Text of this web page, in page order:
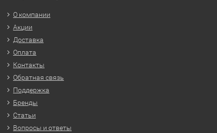
О компании
Акции
Доставка
Оплата
Контакты
Обратная связь
Поддержка
Бренды
Статьи
Вопросы и ответы